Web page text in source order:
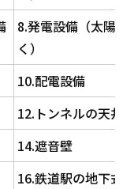
8.発電設備（太陽
く）
10.配電設備
12.トンネルの天
14.遮音壁
16.鉄道駅の地下